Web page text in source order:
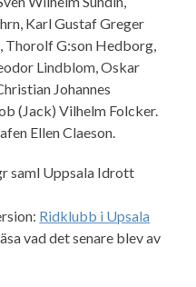
Karl Gustaf Greger
G:son Hedborg,
Lindblom, Oskar
Johannes
(Jack) Vilhelm Folcker.
Ellen Claeson.
saml Uppsala Idrott
Ridklubb i Upsala
vad det senare blev av